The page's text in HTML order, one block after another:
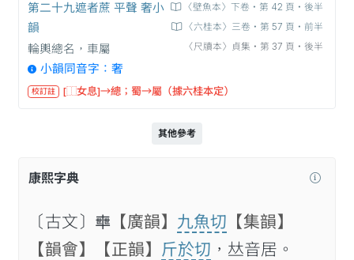
〈壁魚本〉下卷‧第 42 頁‧後半
〈六桂本〉三卷‧第 57 頁‧前半
〈尺牘本〉貞集‧第 37 頁‧後半
第二十九遮者蔗 平聲 奢小
韻
輪輿總名，車屬
小韻同音字：奢
校訂註 [⿰女息]→總；蜀→屬（據六桂本定）
其他參考
康熙字典
〔古文〕𠦴 【廣韻】 九魚切 【集韻】
【韻會】
【正韻】 斤於切 ，𠀤音居。